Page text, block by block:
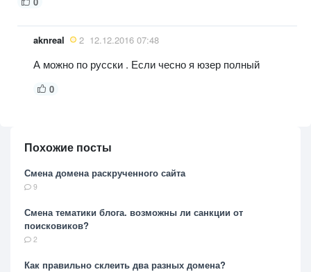
aknreal 2 12.12.2016 07:48
А можно по русски . Если чесно я юзер полный
0
Похожие посты
Смена домена раскрученного сайта
9
Смена тематики блога. возможны ли санкции от
поисковиков?
2
Как правильно склеить два разных домена?